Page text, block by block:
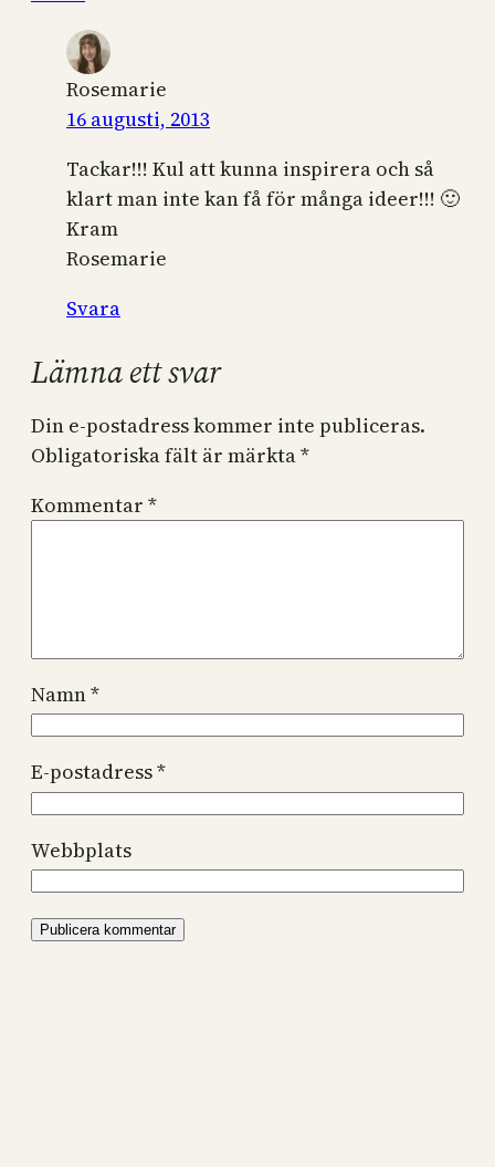
Rosemarie
16 augusti, 2013
Tackar!!! Kul att kunna inspirera och så
klart man inte kan få för många ideer!!! 🙂
Kram
Rosemarie
Svara
Lämna ett svar
Din e-postadress kommer inte publiceras.
Obligatoriska fält är märkta*
Kommentar *
Namn*
E-postadress*
Webbplats